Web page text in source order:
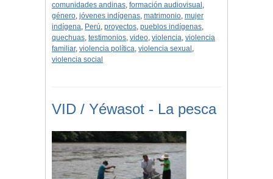
comunidades andinas, formación audiovisual ,
género, jóvenes indígenas, matrimonio, mujer
indígena, Perú, proyectos, pueblos indígenas,
quechuas, testimonios, video, violencia, violencia
familiar, violencia política, violencia sexual ,
violencia social
VID / Yéwasot - La pesca